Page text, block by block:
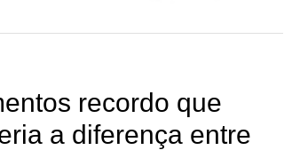
recordo que
a diferença entre